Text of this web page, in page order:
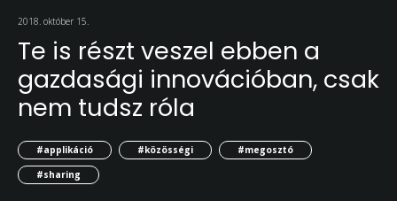
2018. október 15.
Te is részt veszel ebben a
gazdasági innovációban, csak
nem tudsz róla
#applikáció #közösségi
#megosztó
#sharing